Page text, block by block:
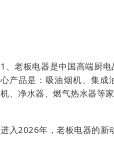
1 、老板电器是中国高端厨
心产品是：吸油烟机、集成
机、净水器、燃气热水器等
进入2026年，老板电器的新